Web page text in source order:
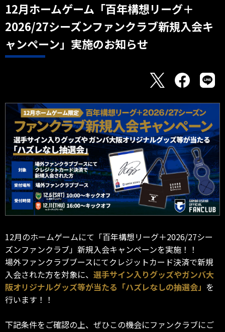
12月ホームゲーム「百年構想リーグ＋
2026/27シーズンファンクラブ新規入会キ
ャンペーン」実施のお知らせ
12月のホームゲームにて「百年構想リーグ＋2026/27シー
ズンファンクラブ」新規入会キャンペーンを実施！！
場外ファンクラブブースにてクレジットカード決済で新規
入会された方を対象に、 選手サイン入りグッズやガンバ大
阪オリジナルグッズ等が当たる「ハズレなしの抽選会」 を
行います！！
下記条件をご確認の上、ぜひこの機会にファンクラブにご